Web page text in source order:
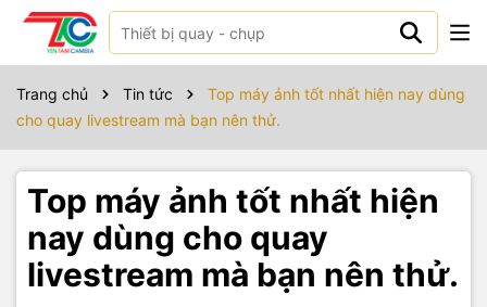
Trang chủ Tin tức
Top máy ảnh tốt nhất hiện nay dùng
cho quay livestream mà bạn nên thử.
Top máy ảnh tốt nhất hiện
nay dùng cho quay
livestream mà bạn nên thử.